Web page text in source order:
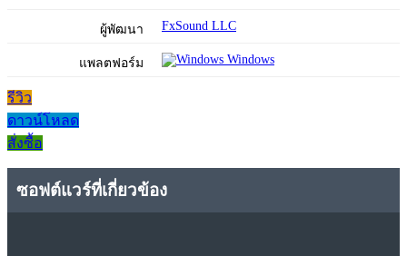
ผู้พัฒนา FxSound LLC
แพลตฟอร์ม Windows
รีวิว
ดาวน์โหลด
สั่งซื้อ
ซอฟต์แวร์ที่เกี่ยวข้อง